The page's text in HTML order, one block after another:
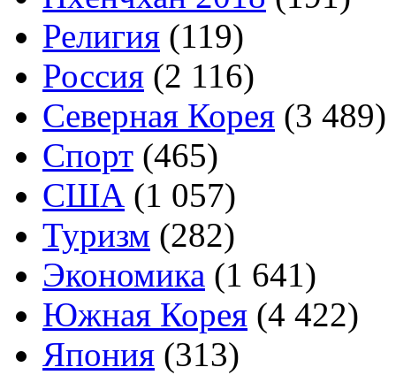
Религия (119)
Россия (2 116)
Северная Корея (3 489)
Спорт (465)
США (1 057)
Туризм (282)
Экономика (1 641)
Южная Корея (4 422)
Япония (313)